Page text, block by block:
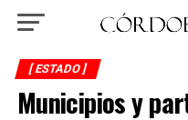
[ ESTADO ]
Municipios y